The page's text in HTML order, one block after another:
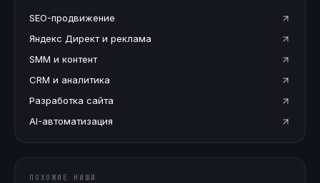
SEO-продвижение
Яндекс Директ и реклама
SMM и контент
CRM и аналитика
Разработка сайта
AI-автоматизация
ПОХОЖИЕ НИШИ